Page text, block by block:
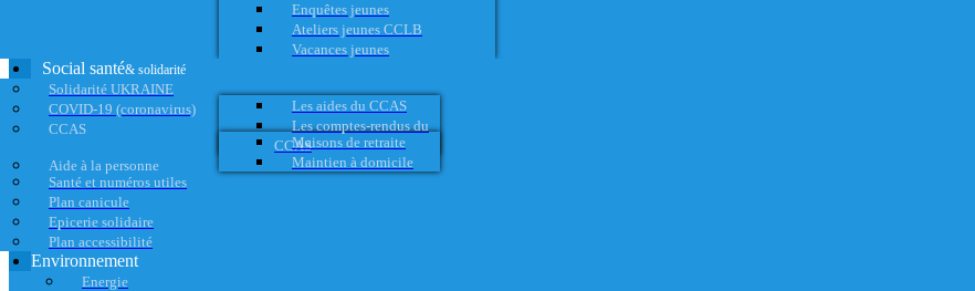
Enquêtes jeunes
Ateliers jeunes CCLB
Vacances jeunes
Social santé& solidarité
Solidarité UKRAINE
COVID-19 (coronavirus)
CCAS
Les aides du CCAS
Les comptes-rendus du
CCAS
Aide à la personne
Maisons de retraite
Maintien à domicile
Santé et numéros utiles
Plan canicule
Epicerie solidaire
Plan accessibilité
Environnement
Energie